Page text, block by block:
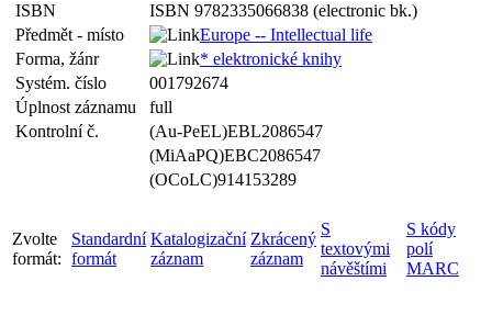
ISBN
ISBN 9782335066838 (electronic bk.)
Předmět - místo
Europe -- Intellectual life
Forma, žánr
* elektronické knihy
Systém. číslo
001792674
Úplnost záznamu
full
Kontrolní č.
(Au-PeEL)EBL2086547
(MiAaPQ)EBC2086547
(OCoLC)914153289
Zvolte
formát:
Standardní
formát
Katalogizační
záznam
Zkrácený
záznam
S
textovými
návěštími
S kódy
polí
MARC